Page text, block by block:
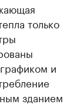
только
и
зданием